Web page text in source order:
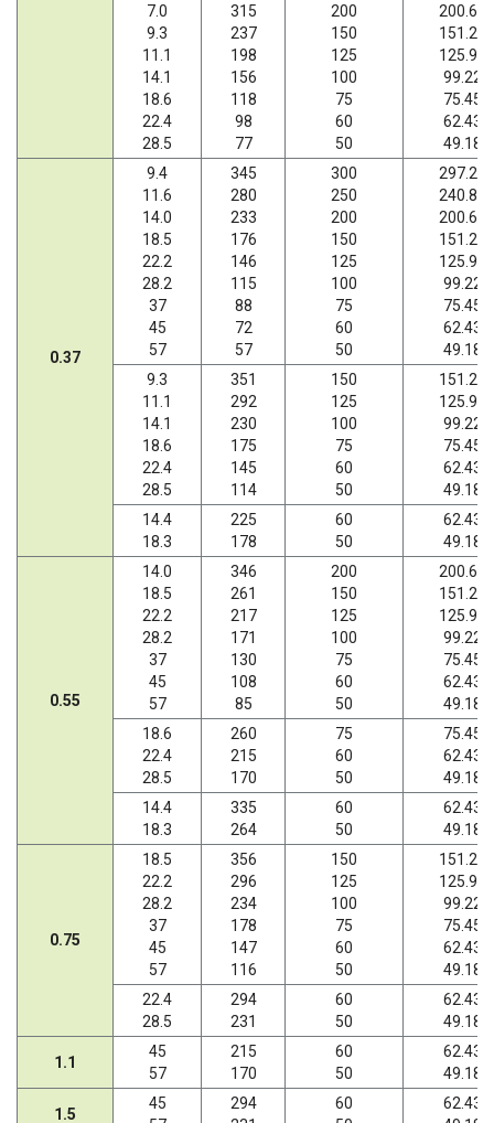
7.0
9.3
11.1
14.1
18.6
22.4
28.5
315
237
198
156
118
98
77
200
150
125
100
75
60
50
200.66
151.20
125.95
99.22
75.45
62.43
49.18
0.37
9.4
11.6
14.0
18.5
22.2
28.2
37
45
57
345
280
233
176
146
115
88
72
57
300
250
200
150
125
100
75
60
50
297.21
240.89
200.66
151.20
125.95
99.22
75.45
62.43
49.18
9.3
11.1
14.1
18.6
22.4
28.5
351
292
230
175
145
114
150
125
100
75
60
50
151.20
125.95
99.22
75.45
62.43
49.18
14.4
18.3
225
178
60
50
62.43
49.18
0.55
14.0
18.5
22.2
28.2
37
45
57
346
261
217
171
130
108
85
200
150
125
100
75
60
50
200.66
151.20
125.95
99.22
75.45
62.43
49.18
18.6
22.4
28.5
260
215
170
75
60
50
75.45
62.43
49.18
14.4
18.3
335
264
60
50
62.43
49.18
0.75
18.5
22.2
28.2
37
45
57
356
296
234
178
147
116
150
125
100
75
60
50
151.20
125.95
99.22
75.45
62.43
49.18
22.4
28.5
294
231
60
50
62.43
49.18
1.1
45
57
215
170
60
50
62.43
49.18
1.5
45
294
60
62.43